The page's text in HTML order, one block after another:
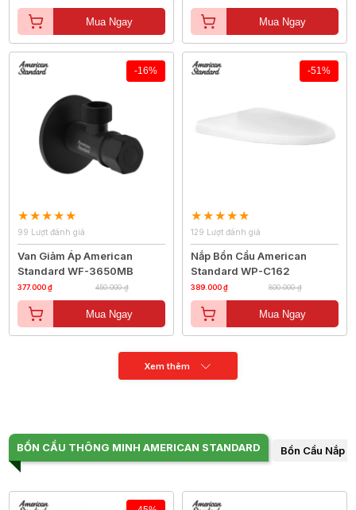
Mua Ngay Mua Ngay
-16%
99 Lượt đánh giá
Van Giảm Áp American
Standard WF-3650MB
377.000 ₫ 450.000 ₫
Mua Ngay
-51%
129 Lượt đánh giá
Nắp Bồn Cầu American
Standard WP-C162
389.000 ₫ 800.000 ₫
Mua Ngay
Xem thêm
BỒN CẦU THÔNG MINH AMERICAN STANDARD Bồn Cầu Nắp